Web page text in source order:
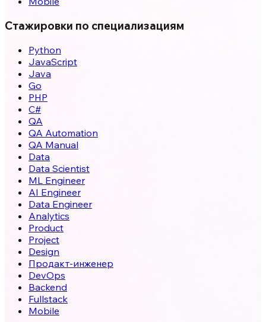
Стажировки по специализациям
Python
JavaScript
Java
Go
PHP
C#
QA
QA Automation
QA Manual
Data
Data Scientist
ML Engineer
AI Engineer
Data Engineer
Analytics
Product
Project
Design
Продакт-инженер
DevOps
Backend
Fullstack
Mobile